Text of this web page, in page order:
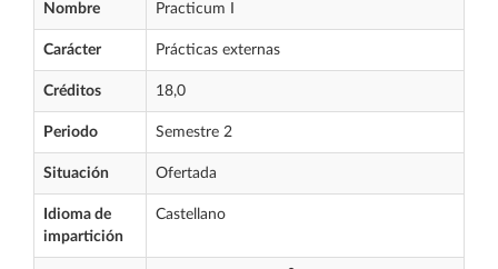
Nombre Practicum I
Carácter Prácticas externas
Créditos 18,0
Periodo Semestre 2
Situación Ofertada
Idioma de
impartición
Castellano